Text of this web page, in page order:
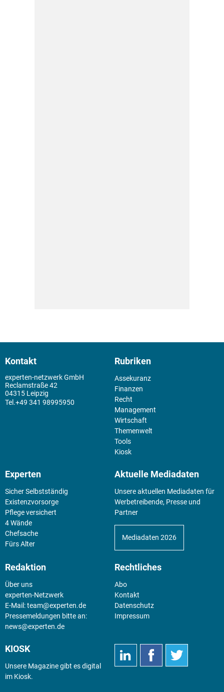
Kontakt
experten-netzwerk GmbH
Reclamstraße 42
04315 Leipzig
+49 341 98995950
Rubriken
Assekuranz
Finanzen
Recht
Management
Wirtschaft
Themenwelt
Tools
Kiosk
Experten
Sicher Selbstständig
Existenz­vorsorge
Pflege versichert
4 Wände
Chefsache
Fürs Alter
Aktuelle Mediadaten
Unsere aktuellen Mediadaten für
Werbetreibende, Presse und
Partner
Mediadaten 2026
Redaktion
Über uns
experten-Netzwerk
E-Mail:team@experten.de
Pressemeldungen bitte an:
news@experten.de
Rechtliches
Abo
Kontakt
Datenschutz
Impressum
KIOSK
Unsere Magazine gibt es digital
im Kiosk.